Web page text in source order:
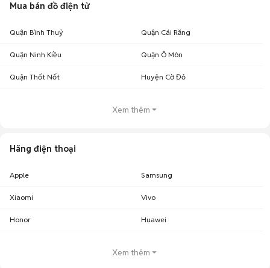
Mua bán đồ điện tử
Quận Bình Thuỷ Quận Cái Răng
Quận Ninh Kiều Quận Ô Môn
Quận Thốt Nốt Huyện Cờ Đỏ
Xem thêm
Hãng điện thoại
Apple Samsung
Xiaomi Vivo
Honor Huawei
Xem thêm